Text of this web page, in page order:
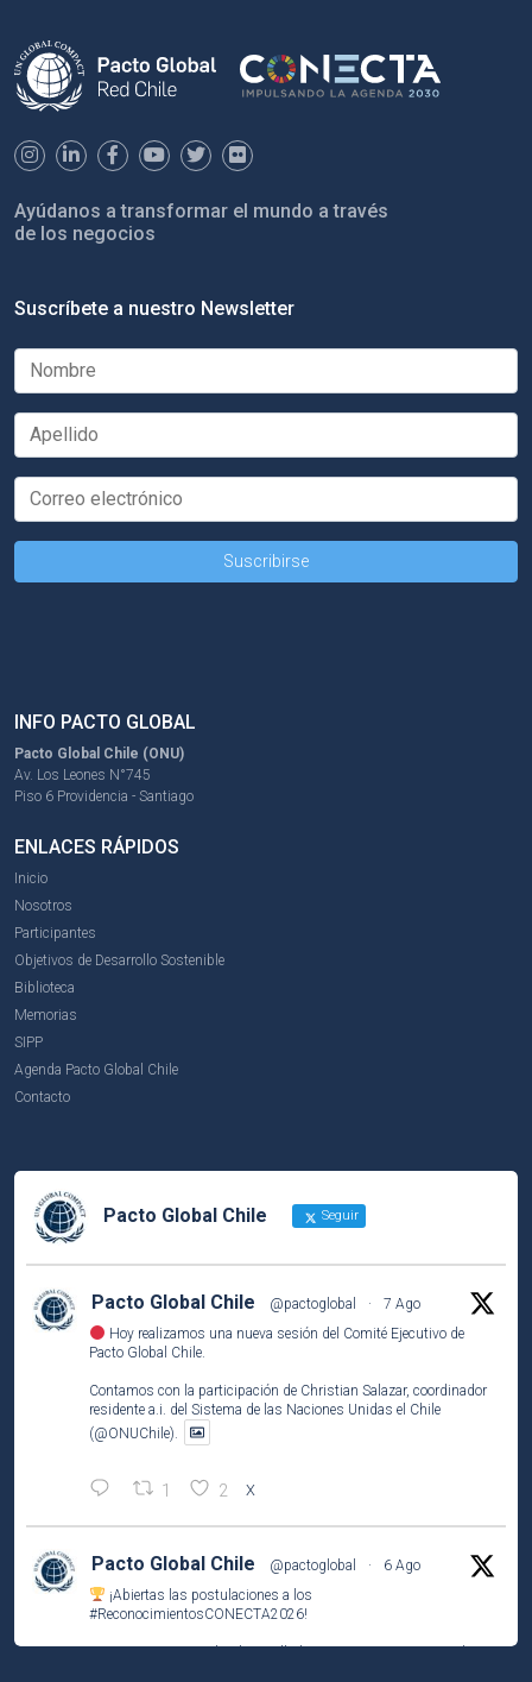
Ayúdanos a transformar el mundo a través
de los negocios
Suscríbete a nuestro Newsletter
INFO PACTO GLOBAL
Pacto Global Chile (ONU)
Av. Los Leones N°745
Piso 6 Providencia - Santiago
ENLACES RÁPIDOS
Inicio
Nosotros
Participantes
Objetivos de Desarrollo Sostenible
Biblioteca
Memorias
SIPP
Agenda Pacto Global Chile
Contacto
Pacto Global Chile Seguir
Pacto Global Chile @pactoglobal ·
7 Ago
Hoy realizamos una nueva sesión del Comité Ejecutivo de
Pacto Global Chile.
Contamos con la participación de Christian Salazar, coordinador
residente a.i. del Sistema de las Naciones Unidas el Chile
(@ONUChile).
1 2 X
Pacto Global Chile @pactoglobal ·
6 Ago
¡Abiertas las postulaciones a los
#ReconocimientosCONECTA2026!